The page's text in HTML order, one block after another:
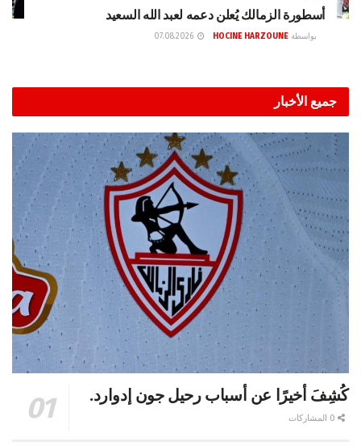
أسطورة الزمالك يُعلن دعمه لعبد الله السعيد
بواسطة HOCINE HARZOUNE
جميع الأخبار
كُشِفَ أخيرًا عن أسباب رحيل جون إدوارد.